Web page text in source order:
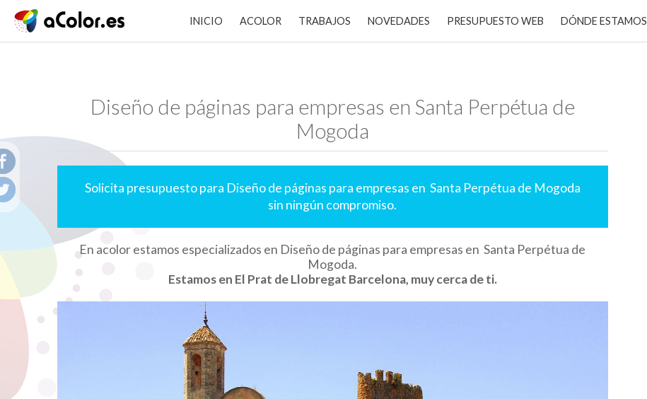
INICIO ACOLOR TRABAJOS NOVEDADES PRESUPUESTO WEB DÓNDE ESTAMOS
Diseño de páginas para empresas en Santa Perpétua de
Mogoda
Solicita presupuesto para Diseño de páginas para empresas en Santa Perpétua de Mogoda
sin ningún compromiso.
En acolor estamos especializados en Diseño de páginas para empresas en Santa Perpétua de
Mogoda.
Estamos en El Prat de Llobregat Barcelona, muy cerca de ti.